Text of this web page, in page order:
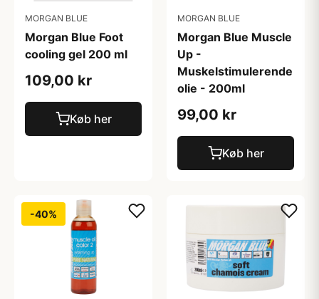
MORGAN BLUE
Morgan Blue Foot
cooling gel 200 ml
109,00 kr
Køb her
MORGAN BLUE
Morgan Blue Muscle
Up -
Muskelstimulerende
olie - 200ml
99,00 kr
Køb her
-40%